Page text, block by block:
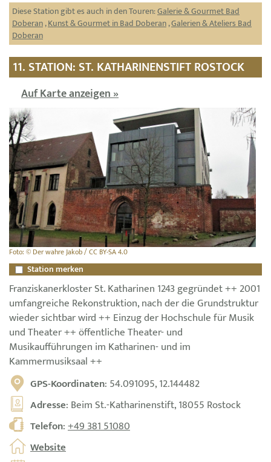
Diese Station gibt es auch in den Touren:Galerie & Gourmet Bad
Doberan,Kunst & Gourmet in Bad Doberan,Galerien & Ateliers Bad
Doberan
11. STATION: ST. KATHARINENSTIFT ROSTOCK
Auf Karte anzeigen »
Foto: © Der wahre Jakob / CC BY-SA 4.0
Station merken
Franziskanerkloster St. Katharinen 1243 gegründet ++ 2001
umfangreiche Rekonstruktion, nach der die Grundstruktur
wieder sichtbar wird ++ Einzug der Hochschule für Musik
und Theater ++ öffentliche Theater- und
Musikaufführungen im Katharinen- und im
Kammermusiksaal ++
GPS-Koordinaten: 54.091095, 12.144482
Adresse: Beim St.-Katharinenstift, 18055 Rostock
Telefon:+49 381 51080
Website